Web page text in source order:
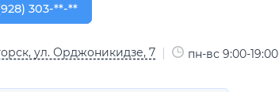
303-03-08
303-**-**
ул. Орджоникидзе, 7 пн-вс 9:00-19:00